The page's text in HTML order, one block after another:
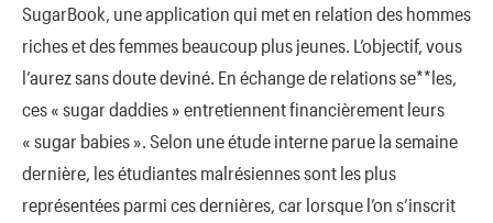
SugarBook, une application qui met en relation des hommes
riches et des femmes beaucoup plus jeunes. L’objectif, vous
l’aurez sans doute deviné. En échange de relations se**les,
ces « sugar daddies » entretiennent financièrement leurs
« sugar babies ». Selon une étude interne parue la semaine
dernière, les étudiantes malrésiennes sont les plus
représentées parmi ces dernières, car lorsque l’on s’inscrit